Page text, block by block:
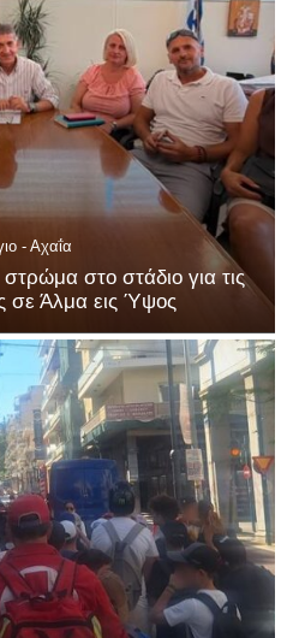
- Αχαΐα
στο στάδιο για τις
σε Άλμα εις Ύψος